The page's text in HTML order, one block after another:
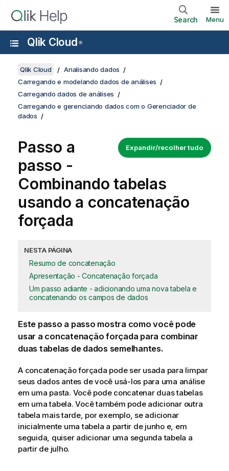
Search Menu
Qlik Cloud ®
Qlik Cloud
Analisando dados
Carregando e modelando dados de análises
Carregando dados de análises
Carregando e gerenciando dados com o Gerenciador de
dados
Expandir/recolher tudo
Passo a
passo -
Combinando tabelas
usando a concatenação
forçada
NESTA PÁGINA
Resumo de concatenação
Apresentação - Concatenação forçada
Um passo adiante - adicionando uma nova tabela e
concatenando os campos de dados
Este passo a passo mostra como você pode
usar a concatenação forçada para combinar
duas tabelas de dados semelhantes.
A concatenação forçada pode ser usada para limpar
seus dados antes de você usá-los para uma análise
em uma pasta. Você pode concatenar duas tabelas
em uma tabela. Você também pode adicionar outra
tabela mais tarde, por exemplo, se adicionar
inicialmente uma tabela a partir de junho e, em
seguida, quiser adicionar uma segunda tabela a
partir de julho.